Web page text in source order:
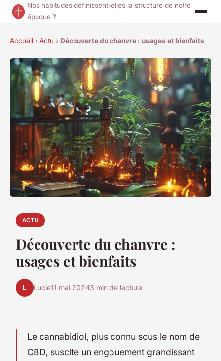
Nos habitudes définissent-elles la structure de notre
époque ?
Accueil › Actu › Découverte du chanvre : usages et bienfaits
ACTU
Découverte du chanvre :
usages et bienfaits
L Lucie11 mai 20243 min de lecture
Le cannabidiol, plus connu sous le nom de
CBD, suscite un engouement grandissant